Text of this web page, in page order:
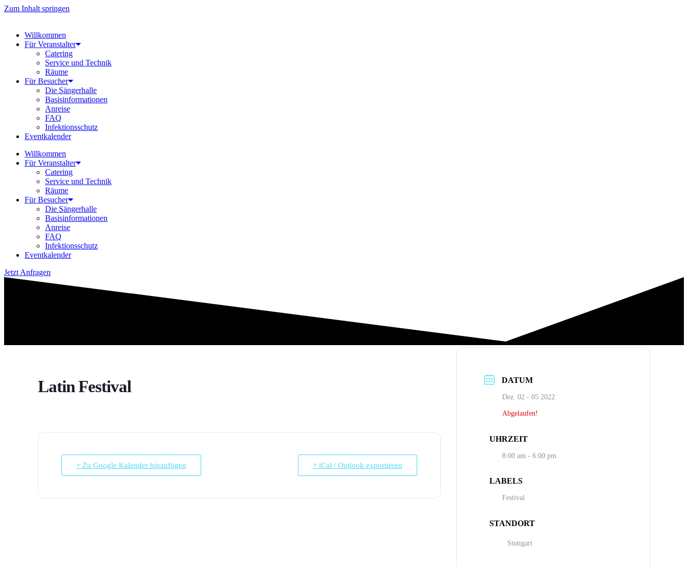
Zum Inhalt springen
Willkommen
Für Veranstalter
Catering
Service und Technik
Räume
Für Besucher
Die Sängerhalle
Basisinformationen
Anreise
FAQ
Infektionsschutz
Eventkalender
Willkommen
Für Veranstalter
Catering
Service und Technik
Räume
Für Besucher
Die Sängerhalle
Basisinformationen
Anreise
FAQ
Infektionsschutz
Eventkalender
Jetzt Anfragen
Latin Festival
+ Zu Google Kalender hinzufügen + iCal / Outlook exportieren
DATUM
Dez. 02 - 05 2022
Abgelaufen!
UHRZEIT
8:00 am - 6:00 pm
LABELS
Festival
STANDORT
Stuttgart